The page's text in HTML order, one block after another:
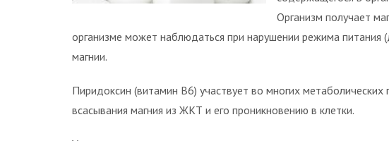
Организм получает
организме может наблюдаться при нарушении режима питания
магнии.
Пиридоксин (витамин B6) участвует во многих метаболических
всасывания магния из ЖКТ и его проникновению в клетки.